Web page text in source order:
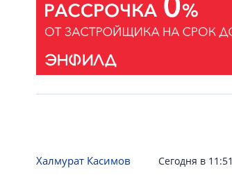
Халмурат Касимов Сегодня в 11:51